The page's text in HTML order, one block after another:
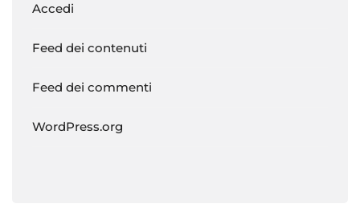
Accedi
Feed dei contenuti
Feed dei commenti
WordPress.org